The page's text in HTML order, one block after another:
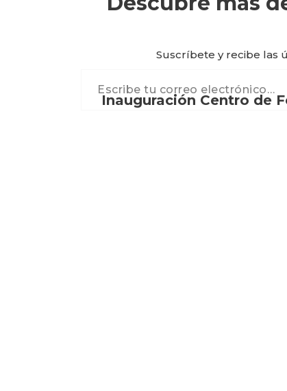
Inauguración Centro de
Suscríbete y recibe las